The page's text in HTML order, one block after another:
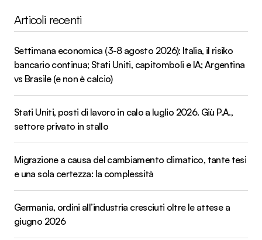
Articoli recenti
Settimana economica (3-8 agosto 2026): Italia, il risiko
bancario continua; Stati Uniti, capitomboli e IA; Argentina
vs Brasile (e non è calcio)
Stati Uniti, posti di lavoro in calo a luglio 2026. Giù P.A.,
settore privato in stallo
Migrazione a causa del cambiamento climatico, tante tesi
e una sola certezza: la complessità
Germania, ordini all’industria cresciuti oltre le attese a
giugno 2026